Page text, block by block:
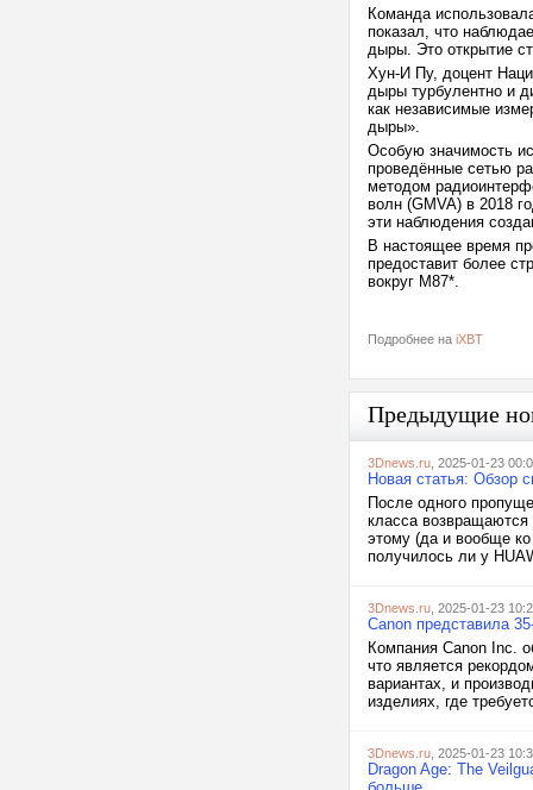
Команда
показал, что
дыры. Это открытие
Хун-И Пу, доцент
дыры турбулентно и
как независимые
дыры».
Особую значимость
проведённые сетью
методом
волн (GMVA) в 2018
эти наблюдения
В настоящее время
предоставит более
вокруг M87*.
Подробнее на iXBT
Предыдущие
3Dnews.ru , 2025-01-23
Новая статья: Обзор
После одного
класса
этому (да и вообще
получилось ли у
3Dnews.ru , 2025-01-23
Canon представила
Компания Canon Inc.
что является
вариантах, и
изделиях, где
3Dnews.ru , 2025-01-23
Dragon Age: The